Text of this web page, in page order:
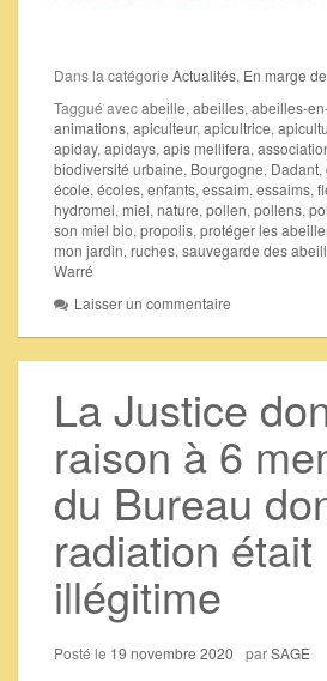
Dans la catégorie Actualités, En marge
Taggué avecabeille, abeilles, abeilles-
animations, apiculteur, apicultrice,
apiday, apidays, apis mellifera,
biodiversité urbaine, Bourgogne, Dadant,
école, écoles, enfants, essaim, essaims,
hydromel, miel, nature, pollen, pollens,
son miel bio, propolis, protéger les
mon jardin, ruches, sauvegarde des
Warré
Laisser un commentaire
La Justice
raison à 6
du Bureau
radiation était
illégitime
Posté le 19 novembre 2020 parSAGE